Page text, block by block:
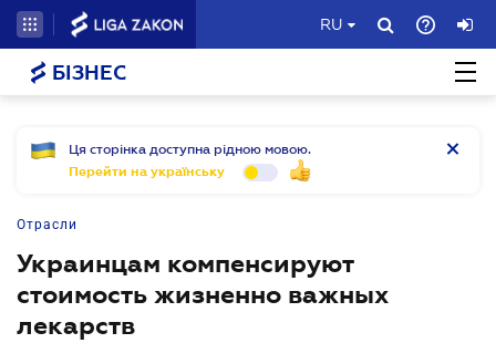
RU
БІЗНЕС
Ця сторінка доступна рідною мовою.
Перейти на українську
Отрасли
Украинцам компенсируют
стоимость жизненно важных
лекарств